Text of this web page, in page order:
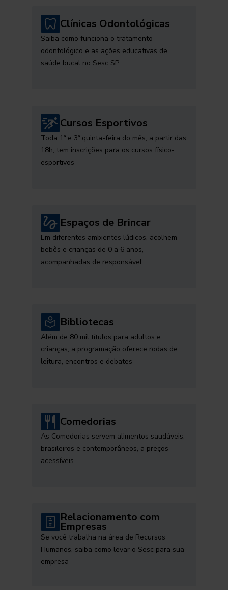
Clínicas Odontológicas
Saiba como funciona o tratamento
odontológico e as ações educativas de
saúde bucal no Sesc SP
Cursos Esportivos
Toda 1ª e 3ª quinta-feira do mês, a partir das
18h, tem inscrições para os cursos físico-
esportivos
Espaços de Brincar
Em diferentes ambientes lúdicos, acolhem
bebês e crianças de 0 a 6 anos,
acompanhadas de responsável
Bibliotecas
Além de 80 mil títulos para adultos e
crianças, a programação oferece rodas de
leitura, encontros e debates
Comedorias
As Comedorias servem alimentos saudáveis,
brasileiros e contemporâneos, a preços
acessíveis
Relacionamento com
Empresas
Se você trabalha na área de Recursos
Humanos, saiba como levar o Sesc para sua
empresa